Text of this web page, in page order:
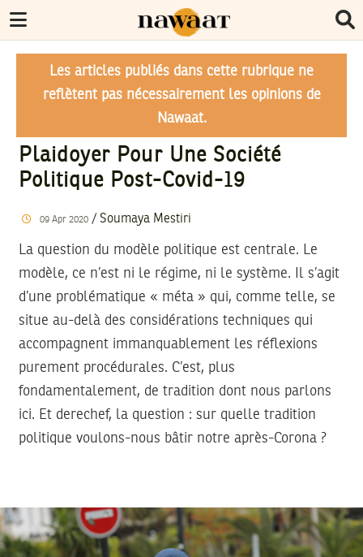
Les articles publiés dans cette rubrique ne
reflètent pas nécessairement les opinions de
Nawaat.
Plaidoyer Pour Une Société
Politique Post-Covid-19
09 Apr 2020/ Soumaya Mestiri
La question du modèle politique est centrale. Le
modèle, ce n’est ni le régime, ni le système. Il s’agit
d’une problématique « méta » qui, comme telle, se
situe au-delà des considérations techniques qui
accompagnent immanquablement les réflexions
purement procédurales. C’est, plus
fondamentalement, de tradition dont nous parlons
ici. Et derechef, la question : sur quelle tradition
politique voulons-nous bâtir notre après-Corona ?